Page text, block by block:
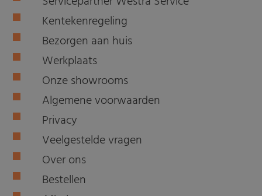
Kentekenregeling
Bezorgen aan huis
Werkplaats
Onze showrooms
Algemene voorwaarden
Privacy
Veelgestelde vragen
Over ons
Bestellen